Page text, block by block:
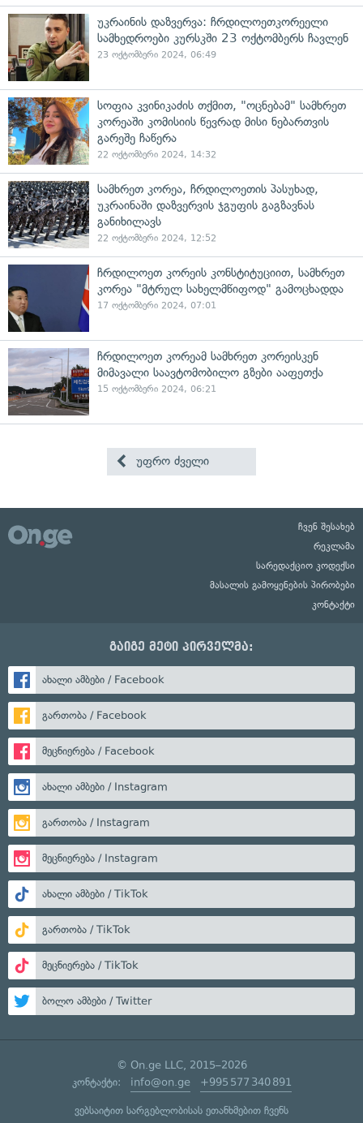
უკრაინის დაზვერვა: ჩრდილოეთკორეელი
სამხედროები კურსკში 23 ოქტომბერს ჩავლენ
23 ოქტომბერი 2024, 06:49
სოფია კვინიკაძის თქმით, "ოცნებამ" სამხრეთ
კორეაში კომისიის წევრად მისი ნებართვის
გარეშე ჩაწერა
22 ოქტომბერი 2024, 14:32
სამხრეთ კორეა, ჩრდილოეთის პასუხად,
უკრაინაში დაზვერვის ჯგუფის გაგზავნას
განიხილავს
22 ოქტომბერი 2024, 12:52
ჩრდილოეთ კორეის კონსტიტუციით, სამხრეთ
კორეა "მტრულ სახელმწიფოდ" გამოცხადდა
17 ოქტომბერი 2024, 07:01
ჩრდილოეთ კორეამ სამხრეთ კორეისკენ
მიმავალი საავტომობილო გზები ააფეთქა
15 ოქტომბერი 2024, 06:21
უფრო ძველი
ჩვენ შესახებ
რეკლამა
სარედაქციო კოდექსი
მასალის გამოყენების პირობები
კონტაქტი
გაიგე მეტი პირველმა:
ახალი ამბები / Facebook
გართობა / Facebook
მეცნიერება / Facebook
ახალი ამბები / Instagram
გართობა / Instagram
მეცნიერება / Instagram
ახალი ამბები / TikTok
გართობა / TikTok
მეცნიერება / TikTok
ბოლო ამბები / Twitter
© On.ge LLC, 2015–2026
კონტაქტი: info@on.ge +995 577 340 891
ვებსაიტით სარგებლობისას ეთანხმებით ჩვენს